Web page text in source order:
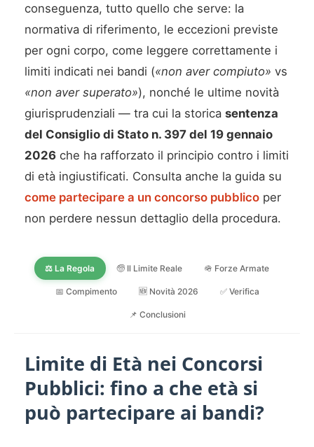
conseguenza, tutto quello che serve: la
normativa di riferimento, le eccezioni previste
per ogni corpo, come leggere correttamente i
limiti indicati nei bandi («non aver compiuto» vs
«non aver superato»), nonché le ultime novità
giurisprudenziali — tra cui la storica sentenza
del Consiglio di Stato n. 397 del 19 gennaio
2026 che ha rafforzato il principio contro i limiti
di età ingiustificati. Consulta anche la guida su
come partecipare a un concorso pubblico per
non perdere nessun dettaglio della procedura.
⚖️ La Regola 🧓 Il Limite Reale 🪖 Forze Armate
📅 Compimento 🆕 Novità 2026 ✅ Verifica
📌 Conclusioni
Limite di Età nei Concorsi
Pubblici: fino a che età si
può partecipare ai bandi?